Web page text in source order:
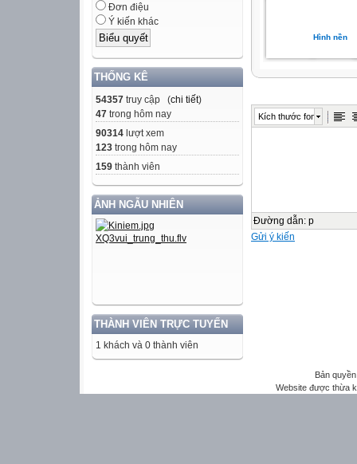
Đơn điệu
Ý kiến khác
THỐNG KÊ
54357 truy cập (chi tiết)
47 trong hôm nay
90314 lượt xem
123 trong hôm nay
159 thành viên
ẢNH NGẪU NHIÊN
THÀNH VIÊN TRỰC TUYẾN
1 khách và 0 thành viên
Hình nền
Kích thước font
Đường dẫn: p
Gửi ý kiến
Bản
Website được thừa